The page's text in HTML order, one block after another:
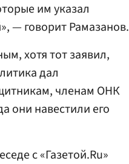
им указал
— говорит Рамазанов.
хотя тот заявил,
дал
членам ОНК
они навестили его
с «Газетой.Ru»